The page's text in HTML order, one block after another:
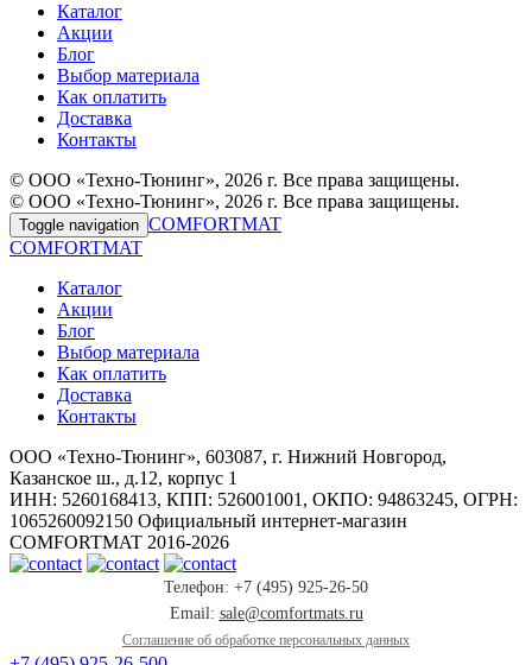
Каталог
Акции
Блог
Выбор материала
Как оплатить
Доставка
Контакты
© ООО «Техно-Тюнинг», 2026 г. Все права защищены.
© ООО «Техно-Тюнинг», 2026 г. Все права защищены.
Toggle navigation COMFORTMAT
COMFORTMAT
Каталог
Акции
Блог
Выбор материала
Как оплатить
Доставка
Контакты
ООО «Техно-Тюнинг», 603087, г. Нижний Новгород,
Казанское ш., д.12, корпус 1
ИНН: 5260168413, КПП: 526001001, ОКПО: 94863245, ОГРН:
1065260092150 Официальный интернет-магазин
COMFORTMAT 2016-2026
Телефон: +7 (495) 925-26-50
Email: sale@comfortmats.ru
Соглашение об обработке персональных данных